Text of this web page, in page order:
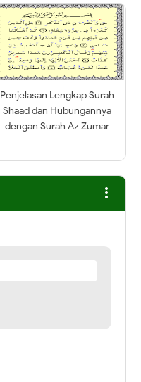
Penjelasan Lengkap Surah
Shaad dan Hubungannya
dengan Surah Az Zumar
more_vert